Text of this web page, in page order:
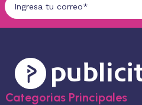
Categorias Principales